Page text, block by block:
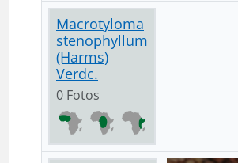
Macrotyloma
stenophyllum
(Harms)
Verdc.
0 Fotos